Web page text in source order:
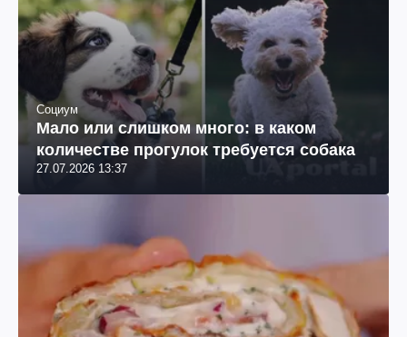
Социум
Мало или слишком много: в каком
количестве прогулок требуется собака
27.07.2026 13:37